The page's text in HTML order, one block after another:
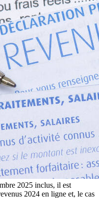
2025 inclus, il est
2024 en ligne et, le cas